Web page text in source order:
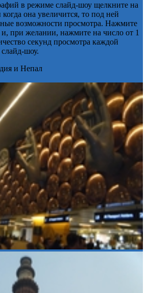
в режиме слайд-шоу щелкните на
она увеличится, то под ней
возможности просмотра. Нажмите
при желании, нажмите на число от 1
секунд просмотра каждой
шоу.
и Непал